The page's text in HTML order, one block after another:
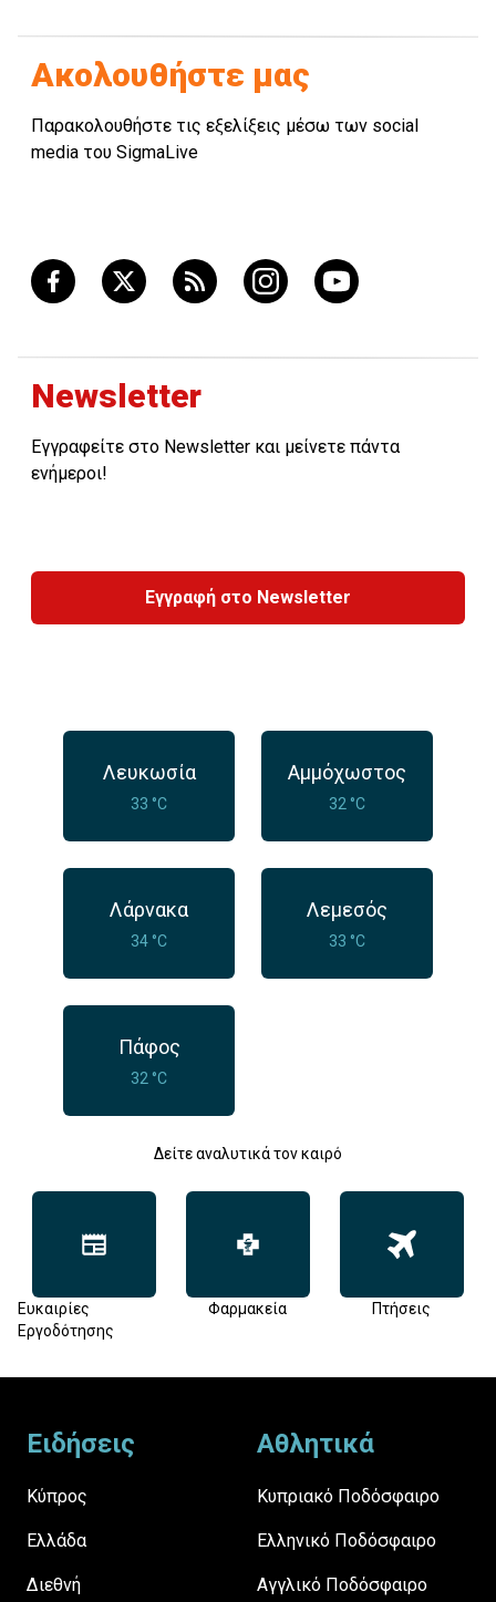
Ακολουθήστε μας
Παρακολουθήστε τις εξελίξεις μέσω των social
media του SigmaLive
Newsletter
Εγγραφείτε στο Newsletter και μείνετε πάντα
ενήμεροι!
Εγγραφή στο Newsletter
Λευκωσία
33 °C
Αμμόχωστος
32 °C
Λάρνακα
34 °C
Λεμεσός
33 °C
Πάφος
32 °C
Δείτε αναλυτικά τον καιρό
Ευκαιρίες
Εργοδότησης
Φαρμακεία Πτήσεις
Ειδήσεις
Κύπρος
Ελλάδα
Διεθνή
Αθλητικά
Κυπριακό Ποδόσφαιρο
Ελληνικό Ποδόσφαιρο
Αγγλικό Ποδόσφαιρο